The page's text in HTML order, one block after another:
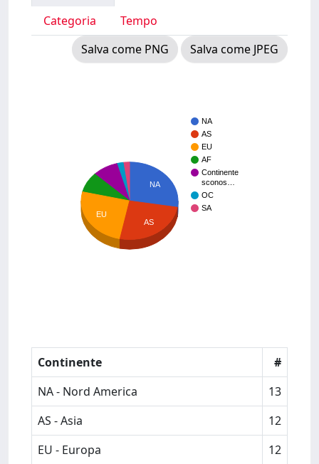
Categoria
Tempo
Salva come PNG
Salva come JPEG
NA
AS
EU
AF
Continente
sconos…
OC
SA
NA
EU
AS
Continente
#
NA - Nord America
13
AS - Asia
12
EU - Europa
12